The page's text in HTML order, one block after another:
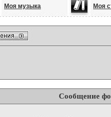
Моя музыка Моя
Сообщение